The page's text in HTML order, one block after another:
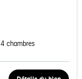
4 chambres